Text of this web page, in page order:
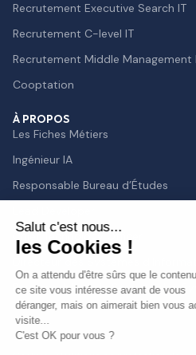
Recrutement Executive Search IT
Recrutement C-level IT
Recrutement Middle Management
Cooptation
À PROPOS
Les Fiches Métiers
Ingénieur IA
Responsable Bureau d’Études
Chief Technology Officer
Responsable de la Sécurité des
Salut c'est nous...
les Cookies !
On a attendu d'être sûrs que le
ce site vous intéresse avant de vous
déranger, mais on aimerait bien vous
visite...
C'est OK pour vous ?